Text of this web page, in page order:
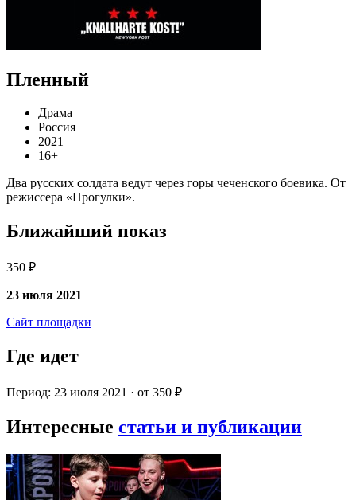
Пленный
Драма
Россия
2021
16+
Два русских солдата ведут через горы чеченского боевика. От
режиссера «Прогулки».
Ближайший показ
350 ₽
23 июля 2021
Сайт площадки
Где идет
Период: 23 июля 2021 · от 350 ₽
Интересные статьи и публикации